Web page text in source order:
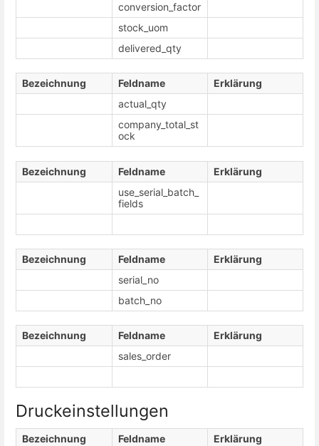
conversion_factor
stock_uom
delivered_qty
Bezeichnung Feldname
Erklärung
actual_qty
company_total_st
ock
Bezeichnung Feldname
Erklärung
use_serial_batch_
fields
Bezeichnung Feldname
Erklärung
serial_no
batch_no
Bezeichnung Feldname
Erklärung
sales_order
Druckeinstellungen
Bezeichnung Feldname
Erklärung